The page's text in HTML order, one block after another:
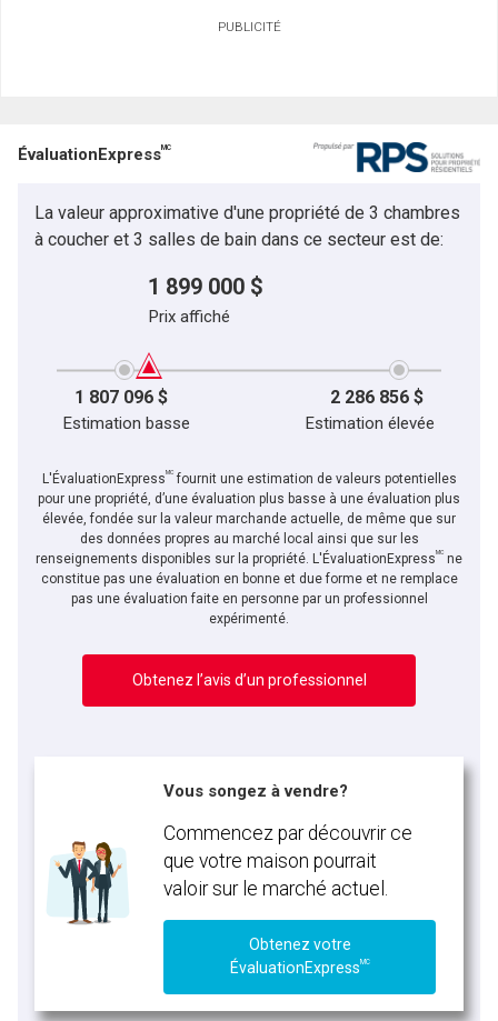
PUBLICITÉ
ÉvaluationExpressMC
La valeur approximative d'une propriété de 3 chambres
à coucher et 3 salles de bain dans ce secteur est de:
1 899 000 $
Prix affiché
1 807 096 $ 2 286 856 $
Estimation basse Estimation élevée
L'ÉvaluationExpressMCfournit une estimation de valeurs potentielles
pour une propriété, d’une évaluation plus basse à une évaluation plus
élevée, fondée sur la valeur marchande actuelle, de même que sur
des données propres au marché local ainsi que sur les
renseignements disponibles sur la propriété. L'ÉvaluationExpressMC ne
constitue pas une évaluation en bonne et due forme et ne remplace
pas une évaluation faite en personne par un professionnel
expérimenté.
Obtenez l’avis d’un professionnel
Vous songez à vendre?
Commencez par découvrir ce
que votre maison pourrait
valoir sur le marché actuel.
Obtenez votre
ÉvaluationExpressMC